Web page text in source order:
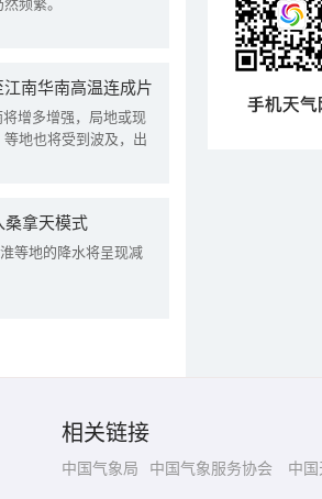
频繁。
南华南高温连成片
增多增强，局地或现
地也将受到波及，出
桑拿天模式
等地的降水将呈现减
相关链接
中国气象局 中国气象服务协会 中